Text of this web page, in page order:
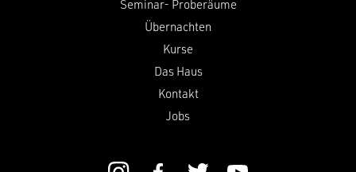
Seminar- Proberäume
Übernachten
Kurse
Das Haus
Kontakt
Jobs